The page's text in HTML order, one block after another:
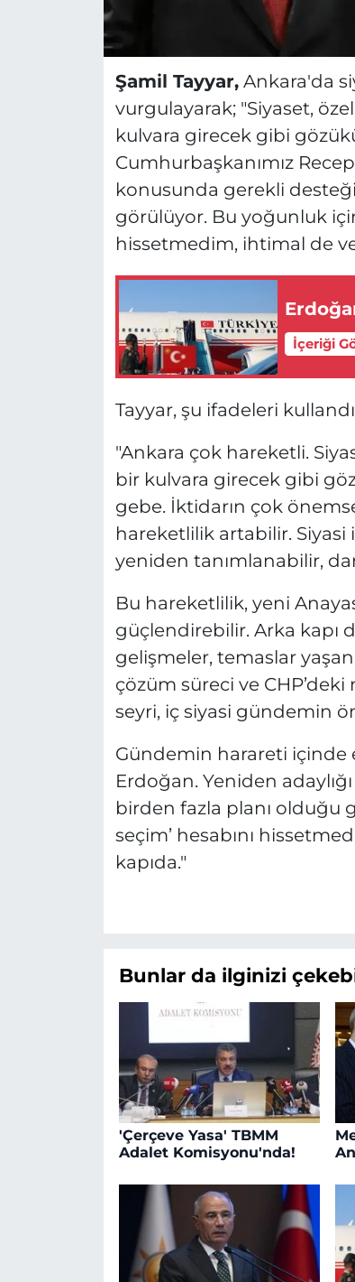
Şamil Tayyar,Ankara'da
vurgulayarak; "Siyaset,
kulvara girecek gibi
Cumhurbaşkanımız
konusunda gerekli
görülüyor. Bu yoğunluk
hissetmedim, ihtimal de
İçeriği
Tayyar, şu ifadeleri
"Ankara çok hareketli.
bir kulvara girecek gibi
gebe. İktidarın çok
hareketlilik artabilir. Siyasi
yeniden tanımlanabilir,
Bu hareketlilik, yeni
güçlendirebilir. Arka kapı
gelişmeler, temaslar
çözüm süreci ve CHP’deki
seyri, iç siyasi gündemin
Gündemin harareti içinde
Erdoğan. Yeniden
birden fazla planı olduğu
seçim’ hesabını
kapıda."
Bunlar da ilginizi
'Çerçeve Yasa' TBMM
Adalet Komisyonu'nda!